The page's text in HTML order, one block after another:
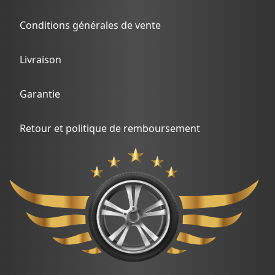
Conditions générales de vente
Livraison
Garantie
Retour et politique de remboursement